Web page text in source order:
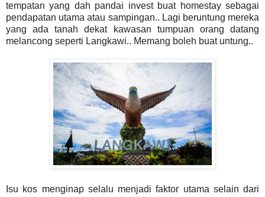
tempatan yang dah pandai invest buat homestay sebagai
pendapatan utama atau sampingan.. Lagi beruntung mereka
yang ada tanah dekat kawasan tumpuan orang datang
melancong seperti Langkawi.. Memang boleh buat untung..
Isu kos menginap selalu menjadi faktor utama selain dari